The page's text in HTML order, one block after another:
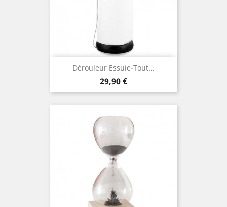
Dérouleur Essuie-Tout...
Prix
29,90 €